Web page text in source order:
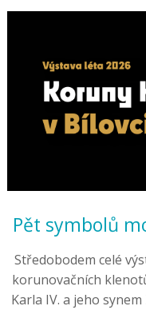
Pět symbolů
Středobodem celé
korunovačních
Karla IV. a jeho